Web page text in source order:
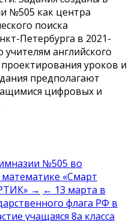
№505 как центра
поиска
Петербурга в 2021-
учителям английского
уроков и
предполагают
цифровых и
№505 во
математике «Смарт
→ ← 13 марта в
флага РФ в
учащаяся 8а класса